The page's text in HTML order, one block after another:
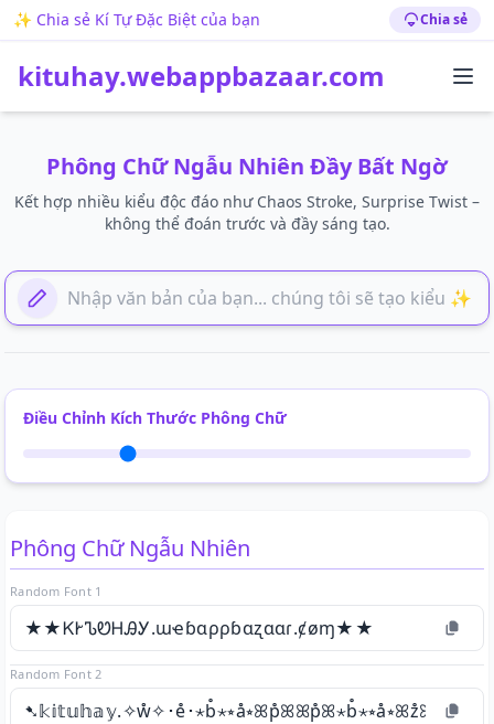
✨ Chia sẻ Kí Tự Đặc Biệt của bạn Chia sẻ
kituhay.webappbazaar.com
Phông Chữ Ngẫu Nhiên Đầy Bất Ngờ
Kết hợp nhiều kiểu độc đáo như Chaos Stroke, Surprise Twist –
không thể đoán trước và đầy sáng tạo.
Thêm Văn Bản Của Bạn Tại Đây
Điều Chỉnh Kích Thước Phông Chữ
Phông Chữ Ngẫu Nhiên
Random Font 1
★★ᏦᎨᏖᏬᎻᎯᎩ.ɯҽɓɑρρɓɑʐɑɑɾ.ȼøɱ★★
Random Font 2
➷𝕜𝕚𝕥𝕦𝕙𝕒𝕪.✧ẘ✧･e̊･